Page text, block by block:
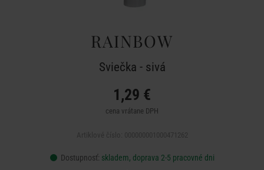
RAINBOW
Sviečka - sivá
1,29 €
cena vrátane DPH
Dostupnosť: skladem, doprava 2-5 pracovné dni